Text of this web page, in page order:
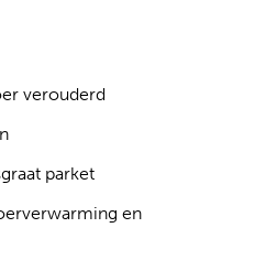
verouderd
parket
en